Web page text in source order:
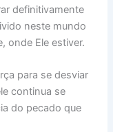
definitivamente
neste mundo
onde Ele estiver.
para se desviar
continua se
do pecado que